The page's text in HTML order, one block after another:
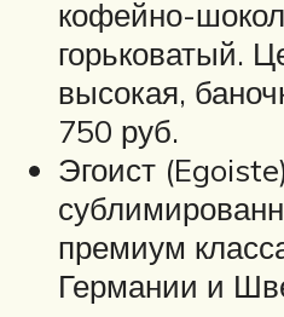
кофейно-
горьковатый.
высокая,
750 руб.
Эгоист
премиум
Германии и